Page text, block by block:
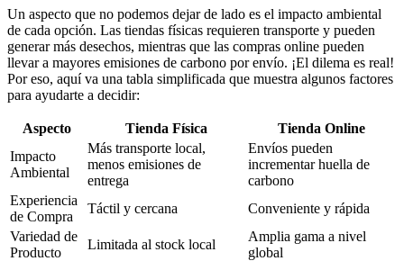
Un aspecto que no podemos dejar de lado es el impacto ambiental
de cada opción. Las tiendas físicas requieren transporte y pueden
generar más desechos, mientras que las compras online pueden
llevar a mayores emisiones de carbono por envío. ¡El dilema es real!
Por eso, aquí va una tabla simplificada que muestra algunos factores
para ayudarte a decidir:
Aspecto Tienda Física
Tienda Online
Impacto
Ambiental
Más transporte local,
menos emisiones de
entrega
Envíos pueden
incrementar huella de
carbono
Experiencia
de Compra
Táctil y cercana
Conveniente y rápida
Variedad de
Producto
Limitada al stock local
Amplia gama a nivel
global